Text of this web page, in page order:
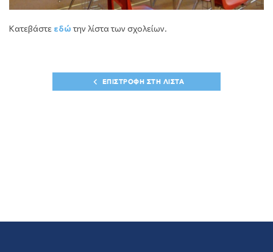
Κατεβάστε εδώτην λίστα των σχολείων.
ΕΠΙΣΤΡΟΦΗ ΣΤΗ ΛΙΣΤΑ